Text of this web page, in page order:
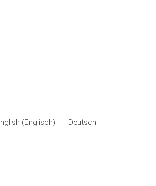
(Englisch) Deutsch